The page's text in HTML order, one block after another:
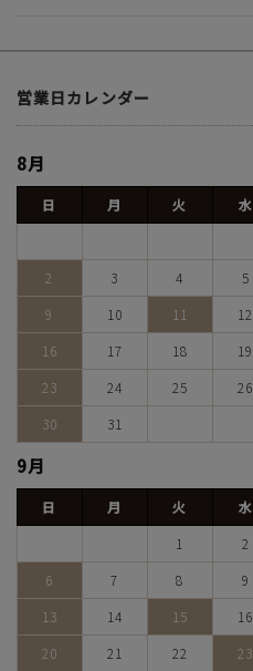
営業日カレンダー
8月
日 月 火 水
2
3 4 5
9
10 11 12
16
17 18 19
23
24 25 26
30
31
9月
日 月 火 水
1
2
6
7 8 9
13
14 15 16
20
21 22 23